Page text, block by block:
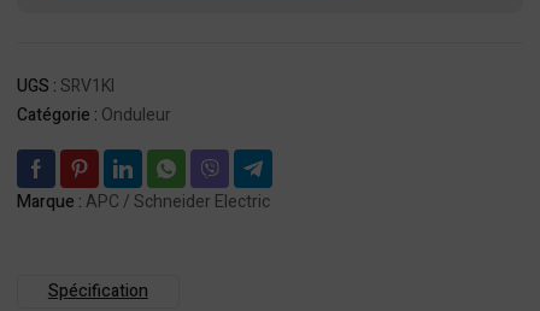
-
SRV1KI
UGS :SRV1KI
Catégorie : Onduleur
Marque :APC / Schneider Electric
Spécification